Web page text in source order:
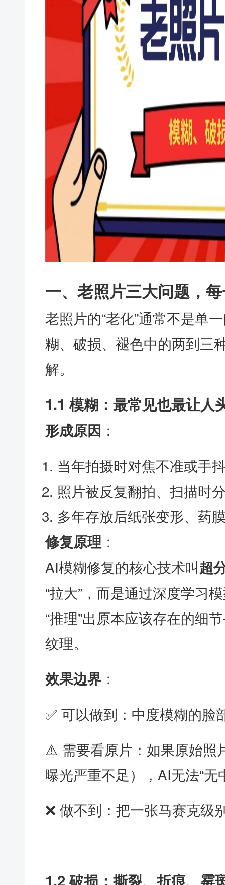
一、老照片三大问题，
老照片的“老化”通常不是单
糊、破损、褪色中的两到三
解。
1.1 模糊：最常见也最让人
形成原因 ：
当年拍摄时对焦不准或手
照片被反复翻拍、扫描时
多年存放后纸张变形、药
修复原理 ：
AI模糊修复的核心技术叫超
“拉大”，而是通过深度学习
“推理”出原本应该存在的
纹理。
效果边界 ：
✅ 可以做到：中度模糊的
⚠️ 需要看原片：如果原始照
曝光严重不足），AI无法“无
❌ 做不到：把一张马赛克级
1.2 破损：撕裂、折痕、霉